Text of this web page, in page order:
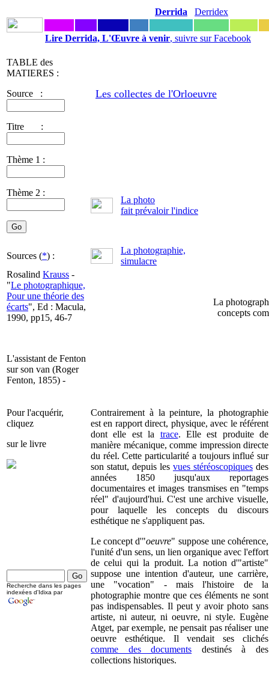
Derrida Derridex
Lire Derrida, L'Œuvre à venir, suivre sur Facebook
TABLE des
MATIERES :
Source :
Titre :
Thème 1 :
Thème 2 :
Les collectes de l'Orloeuvre
La photo
fait prévaloir l'indice
Sources (*) :
La photographie,
simulacre
Rosalind Krauss -
"Le photographique,
Pour une théorie des
écarts", Ed : Macula,
1990, pp15, 46-7
L'assistant de Fenton
sur son van (Roger
Fenton, 1855) -
La
concepts
Pour l'acquérir,
cliquez
sur le livre
Contrairement à la peinture, la photographie
est en rapport direct, physique, avec le référent
dont elle est la trace. Elle est produite de
manière mécanique, comme impression directe
du réel. Cette particularité a toujours influé sur
son statut, depuis les vues stéréoscopiques des
années 1850 jusqu'aux reportages
documentaires et images transmises en "temps
réel" d'aujourd'hui. C'est une archive visuelle,
pour laquelle les concepts du discours
esthétique ne s'appliquent pas.
Le concept d'"oeuvre" suppose une cohérence,
l'unité d'un sens, un lien organique avec l'effort
de celui qui la produit. La notion d'"artiste"
suppose une intention d'auteur, une carrière,
une "vocation" - mais l'histoire de la
photographie montre que ces éléments ne sont
pas indispensables. Il peut y avoir photo sans
artiste, ni auteur, ni oeuvre, ni style. Eugène
Atget, par exemple, ne pensait pas réaliser une
oeuvre esthétique. Il vendait ses clichés
comme des documents destinés à des
collections historiques.
Recherche dans les pages
indexées d'Idixa par